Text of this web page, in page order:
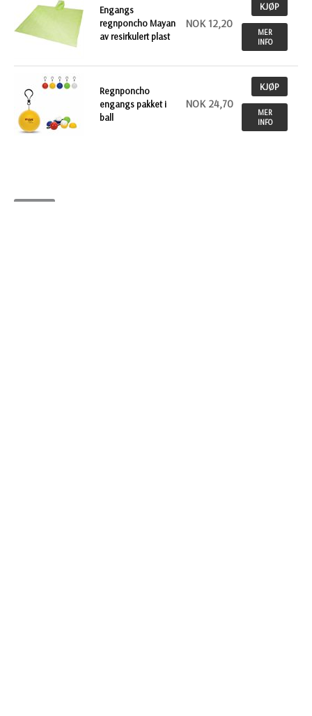
Engangs
regnponcho Mayan
av resirkulert plast
NOK 12,20
KJØP
MER
INFO
Regnponcho
engangs pakket i
ball
NOK 24,70
KJØP
MER
INFO